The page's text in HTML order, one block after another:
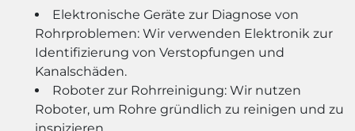
Elektronische Geräte zur Diagnose von
Rohrproblemen: Wir verwenden Elektronik zur
Identifizierung von Verstopfungen und
Kanalschäden.
Roboter zur Rohrreinigung: Wir nutzen
Roboter, um Rohre gründlich zu reinigen und zu